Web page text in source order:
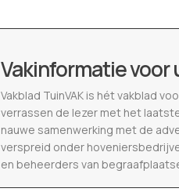
Vakinformatie voor
Vakblad TuinVAK is hét vakblad
verrassen de lezer met het
nauwe samenwerking met de
verspreid onder
en beheerders van